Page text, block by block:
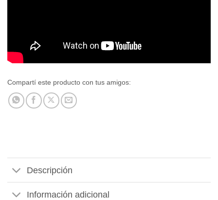
Compartí este producto con tus amigos:
Descripción
Información adicional